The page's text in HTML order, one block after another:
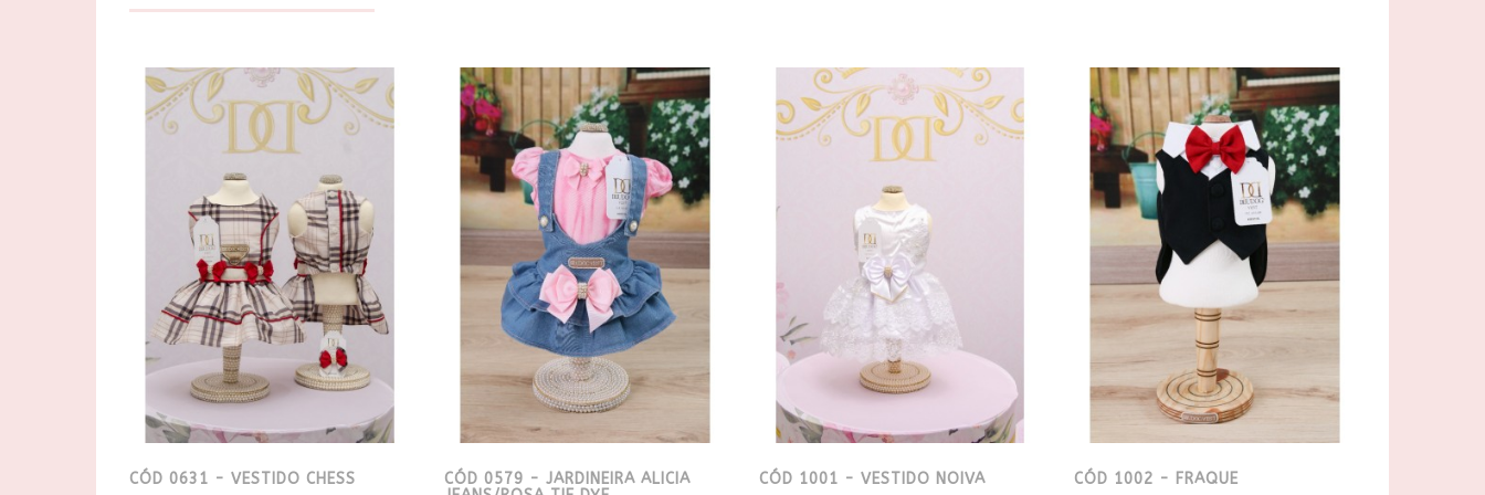
CÓD 0631 - VESTIDO CHESS
CÓD 0579 - JARDINEIRA ALICIA
CÓD 1001 - VESTIDO NOIVA CÓD 1002 - FRAQUE